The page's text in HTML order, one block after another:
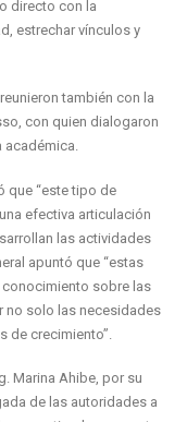
directo con la
estrechar vínculos y
también con la
con quien dialogaron
académica.
que “este tipo de
efectiva articulación
las actividades
apuntó que “estas
sobre las
no solo las necesidades
de crecimiento”.
Marina Ahibe, por su
de las autoridades a